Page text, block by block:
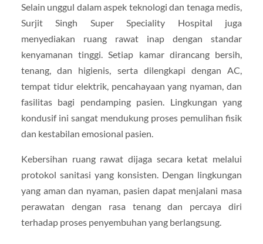
Selain unggul dalam aspek teknologi dan tenaga medis,
Surjit Singh Super Speciality Hospital juga
menyediakan ruang rawat inap dengan standar
kenyamanan tinggi. Setiap kamar dirancang bersih,
tenang, dan higienis, serta dilengkapi dengan AC,
tempat tidur elektrik, pencahayaan yang nyaman, dan
fasilitas bagi pendamping pasien. Lingkungan yang
kondusif ini sangat mendukung proses pemulihan fisik
dan kestabilan emosional pasien.
Kebersihan ruang rawat dijaga secara ketat melalui
protokol sanitasi yang konsisten. Dengan lingkungan
yang aman dan nyaman, pasien dapat menjalani masa
perawatan dengan rasa tenang dan percaya diri
terhadap proses penyembuhan yang berlangsung.